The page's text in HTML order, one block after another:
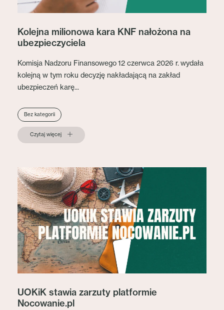
Kolejna milionowa kara KNF nałożona na
ubezpieczyciela
Komisja Nadzoru Finansowego 12 czerwca 2026 r. wydała
kolejną w tym roku decyzję nakładającą na zakład
ubezpieczeń karę...
Bez kategorii
Czytaj więcej
UOKiK stawia zarzuty platformie
Nocowanie.pl